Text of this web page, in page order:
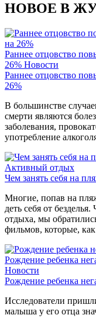
НОВОЕ В
Раннее отцовство
26% Новости
Раннее отцовство
26%
В большинстве
смерти являются
заболевания,
употребление
Активный отдых
Чем занять себя на
Многие, попав на
деть себя от
отдыха, мы
фильмов, которые,
Рождение ребенка
Новости
Рождение ребенка
Исследователи
малыша у его отца